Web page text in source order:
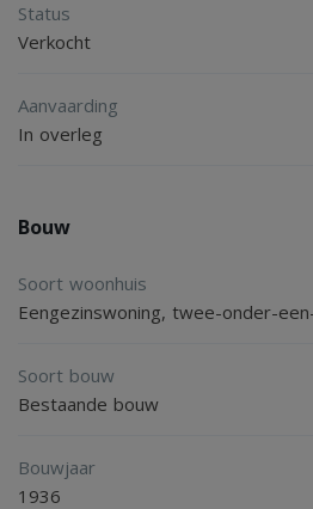
direct een bezichtiging. Wie weet
dacht!
Hal/entree met meterkast;
toilet; badkamer.
Eerste verdieping
Overloop; 3 slaapkamers.
Details
Status
Verkocht
Aanvaarding
In overleg
Bouw
Soort woonhuis
Eengezinswoning, twee-onder-
Soort bouw
Bestaande bouw
Bouwjaar
1936